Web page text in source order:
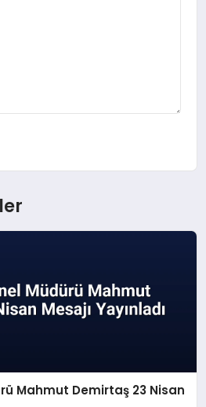
Mahmut Demirtaş 23 Nisan